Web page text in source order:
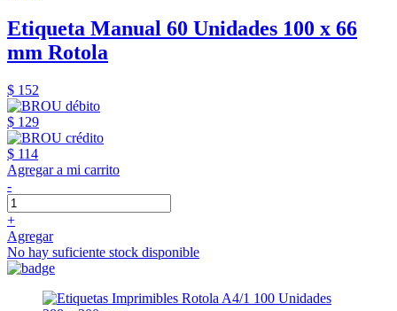
Etiqueta Manual 60 Unidades 100 x 66
mm Rotola
$ 152
$ 129
$ 114
Agregar a mi carrito
-
+
Agregar
No hay suficiente stock disponible